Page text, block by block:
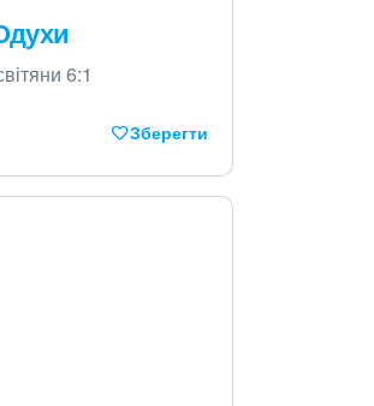
6:1
Зберегти